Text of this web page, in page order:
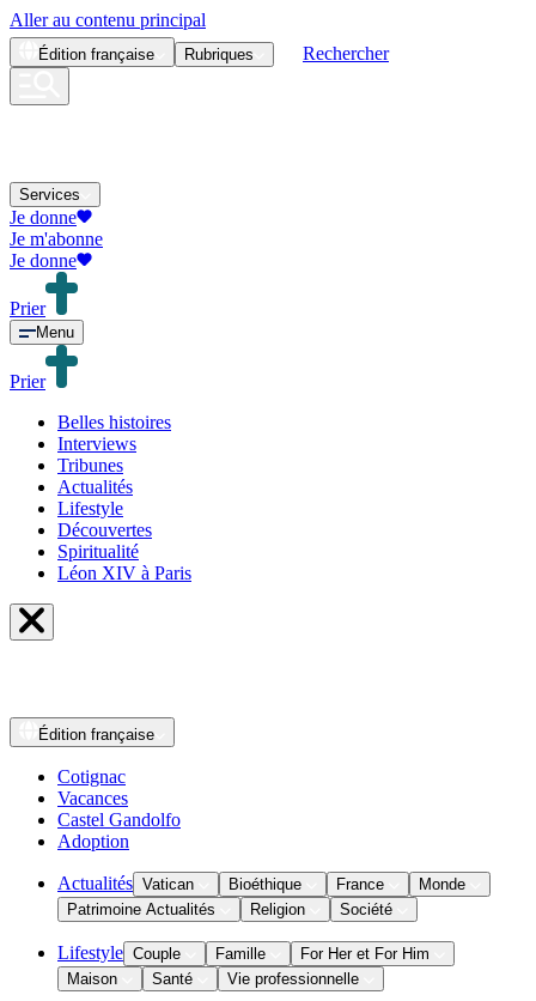
Aller au contenu principal
Édition française Rubriques Rechercher
Services
Je donne
Je m'abonne
Je donne
Prier
Menu
Prier
Belles histoires
Interviews
Tribunes
Actualités
Lifestyle
Découvertes
Spiritualité
Léon XIV à Paris
Édition française
Cotignac
Vacances
Castel Gandolfo
Adoption
Actualités Vatican Bioéthique France
Monde
Patrimoine Actualités
Religion Société
Lifestyle Couple Famille
For Her et For Him
Maison
Santé Vie professionnelle